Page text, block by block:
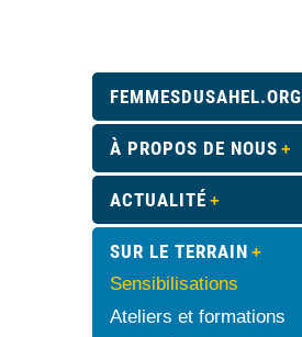
FEMMESDUSAHEL.ORG
À PROPOS DE NOUS
ACTUALITÉ
SUR LE TERRAIN
Sensibilisations
Ateliers et formations